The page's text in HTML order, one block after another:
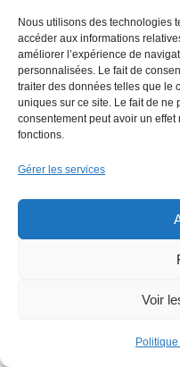
Nous utilisons des technologies
accéder aux informations
améliorer l’expérience de
personnalisées. Le fait de
traiter des données telles que le
uniques sur ce site. Le fait de ne
consentement peut avoir un
fonctions.
Gérer les services
Voir